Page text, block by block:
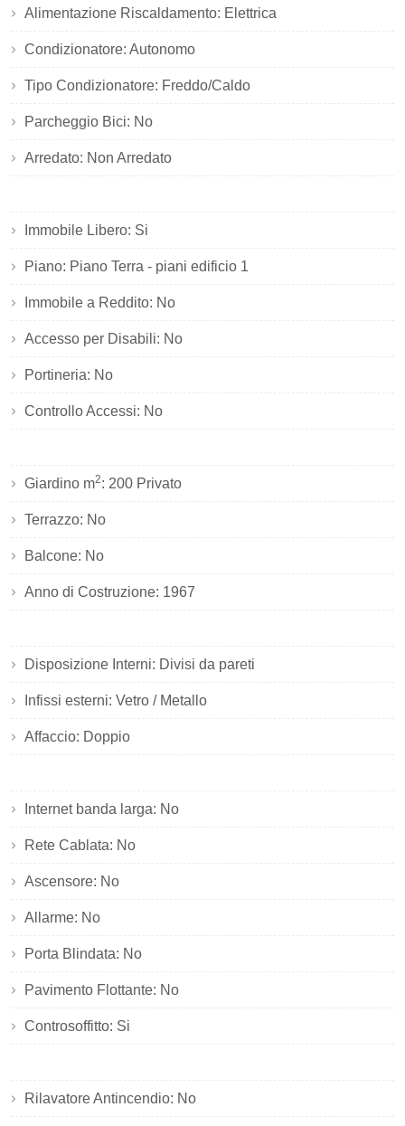
Alimentazione Riscaldamento: Elettrica
Condizionatore: Autonomo
Tipo Condizionatore: Freddo/Caldo
Parcheggio Bici: No
Arredato: Non Arredato
Immobile Libero: Si
Piano: Piano Terra - piani edificio 1
Immobile a Reddito: No
Accesso per Disabili: No
Portineria: No
Controllo Accessi: No
Giardino m2: 200 Privato
Terrazzo: No
Balcone: No
Anno di Costruzione: 1967
Disposizione Interni: Divisi da pareti
Infissi esterni: Vetro / Metallo
Affaccio: Doppio
Internet banda larga: No
Rete Cablata: No
Ascensore: No
Allarme: No
Porta Blindata: No
Pavimento Flottante: No
Controsoffitto: Si
Rilavatore Antincendio: No